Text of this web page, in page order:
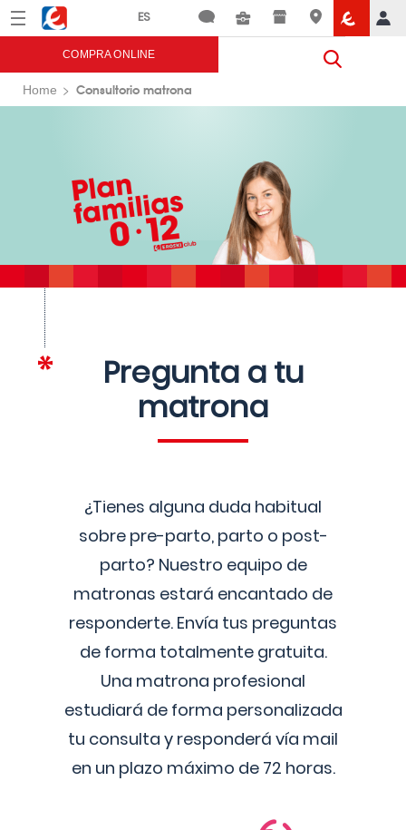
Menú Eroski
COMPRA ONLINE
Home Consultorio matrona
Pregunta a tu
matrona
¿Tienes alguna duda habitual
sobre pre-parto, parto o post-
parto? Nuestro equipo de
matronas estará encantado de
responderte. Envía tus preguntas
de forma totalmente gratuita.
Una matrona profesional
estudiará de forma personalizada
tu consulta y responderá vía mail
en un plazo máximo de 72 horas.